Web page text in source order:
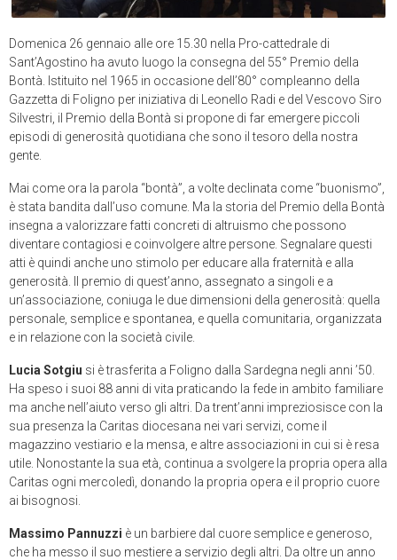
Domenica 26 gennaio alle ore 15.30 nella Pro-cattedrale di
Sant’Agostino ha avuto luogo la consegna del 55° Premio della
Bontà. Istituito nel 1965 in occasione dell’80° compleanno della
Gazzetta di Foligno per iniziativa di Leonello Radi e del Vescovo Siro
Silvestri, il Premio della Bontà si propone di far emergere piccoli
episodi di generosità quotidiana che sono il tesoro della nostra
gente.
Mai come ora la parola “bontà”, a volte declinata come “buonismo”,
è stata bandita dall’uso comune. Ma la storia del Premio della Bontà
insegna a valorizzare fatti concreti di altruismo che possono
diventare contagiosi e coinvolgere altre persone. Segnalare questi
atti è quindi anche uno stimolo per educare alla fraternità e alla
generosità. Il premio di quest’anno, assegnato a singoli e a
un’associazione, coniuga le due dimensioni della generosità: quella
personale, semplice e spontanea, e quella comunitaria, organizzata
e in relazione con la società civile.
Lucia Sotgiu si è trasferita a Foligno dalla Sardegna negli anni ’50.
Ha speso i suoi 88 anni di vita praticando la fede in ambito familiare
ma anche nell’aiuto verso gli altri. Da trent’anni impreziosisce con la
sua presenza la Caritas diocesana nei vari servizi, come il
magazzino vestiario e la mensa, e altre associazioni in cui si è resa
utile. Nonostante la sua età, continua a svolgere la propria opera alla
Caritas ogni mercoledì, donando la propria opera e il proprio cuore
ai bisognosi.
Massimo Pannuzzi è un barbiere dal cuore semplice e generoso,
che ha messo il suo mestiere a servizio degli altri. Da oltre un anno